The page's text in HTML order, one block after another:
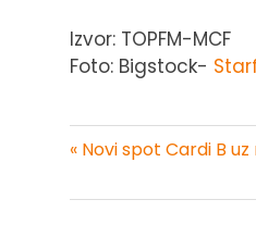
Izvor: TOPFM-MCF
Foto: Bigstock-
« Novi spot Cardi B